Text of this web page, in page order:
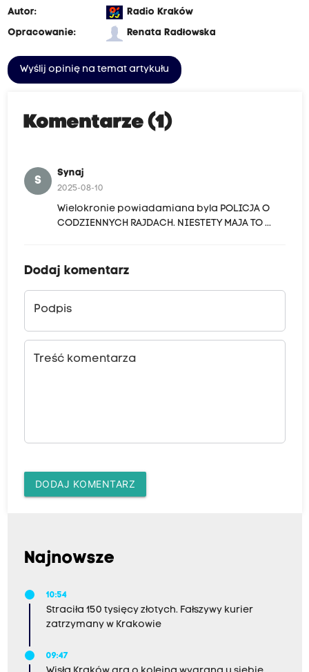
Autor:
Radio Kraków
Opracowanie:
Renata Radłowska
Wyślij opinię na temat artykułu
Komentarze (1)
S
Synaj
2025-08-10
Wielokronie powiadamiana byla POLICJA O
CODZIENNYCH RAJDACH. NIESTETY MAJA TO ...
Dodaj komentarz
Podpis
Treść komentarza
DODAJ KOMENTARZ
Najnowsze
10:54
Straciła 150 tysięcy złotych. Fałszywy kurier
zatrzymany w Krakowie
09:47